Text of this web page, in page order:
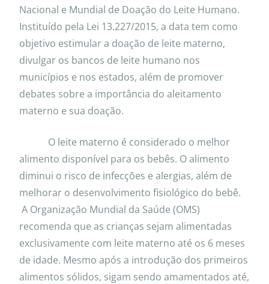
Nacional e Mundial de Doação do Leite Humano.
Instituído pela Lei 13.227/2015, a data tem como
objetivo estimular a doação de leite materno,
divulgar os bancos de leite humano nos
municípios e nos estados, além de promover
debates sobre a importância do aleitamento
materno e sua doação.
O leite materno é considerado o melhor
alimento disponível para os bebês. O alimento
diminui o risco de infecções e alergias, além de
melhorar o desenvolvimento fisiológico do bebê.
A Organização Mundial da Saúde (OMS)
recomenda que as crianças sejam alimentadas
exclusivamente com leite materno até os 6 meses
de idade. Mesmo após a introdução dos primeiros
alimentos sólidos, sigam sendo amamentados até,